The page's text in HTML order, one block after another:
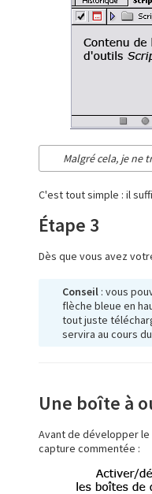
Malgré cela, je ne
C'est tout simple : il
Étape 3
Dès que vous avez
Conseil : vous
flèche bleue en
tout juste
servira au cours
Une boîte à
Avant de développer
capture commentée :